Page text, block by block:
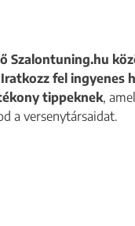
Szalontuning.hu
Iratkozz fel ingyenes
tippeknek,
a versenytársaidat.